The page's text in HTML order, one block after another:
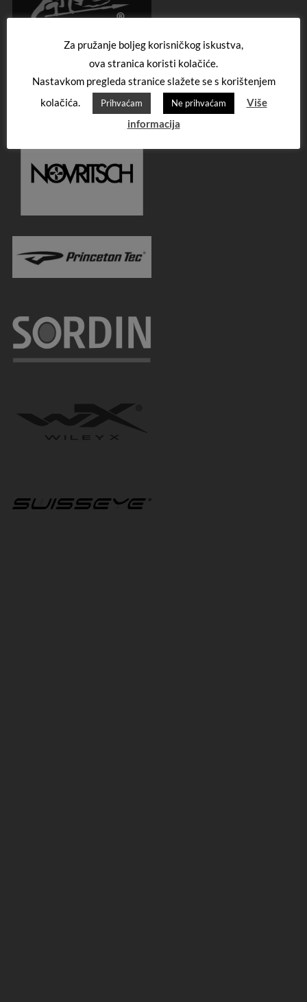
Za pružanje boljeg korisničkog iskustva,
ova stranica koristi kolačiće.
Nastavkom pregleda stranice slažete se s korištenjem
kolačića.
Prihvaćam Ne prihvaćam
Više
informacija